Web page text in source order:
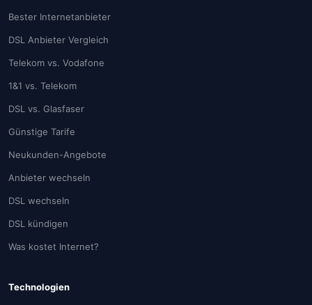
Bester Internetanbieter
DSL Anbieter Vergleich
Telekom vs. Vodafone
1&1 vs. Telekom
DSL vs. Glasfaser
Günstige Tarife
Neukunden-Angebote
Anbieter wechseln
DSL wechseln
DSL kündigen
Was kostet Internet?
Technologien